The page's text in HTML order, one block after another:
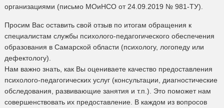
организациями (письмо МОиНСО от 24.09.2019 № 981-ТУ).
Просим Вас оставить свой отзыв по итогам обращения к
специалистам службы психолого-педагогического обеспечения
образования в Самарской области (психологу, логопеду или
дефектологу).
Нам важно знать, как Вы оцениваете качество предоставления
психолого-педагогических услуг (консультации, диагностические
обследования, развивающие занятия и т.п.). Это поможет нам
совершенствовать их предоставление. В каждом из вопросов